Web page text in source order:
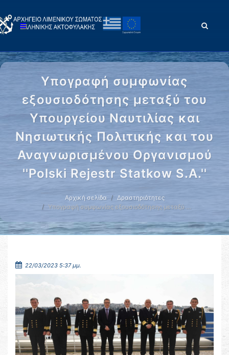
Υπογραφή συμφωνίας
εξουσιοδότησης μεταξύ του
Υπουργείου Ναυτιλίας και
Νησιωτικής Πολιτικής και του
Αναγνωρισμένου Οργανισμού
''Polski Rejestr Statkow S.A.''
Αρχική σελίδα
Δραστηριότητες
Υπογραφή συμφωνίας εξουσιοδότησης μεταξύ …
22/03/2023 5:37 μμ.